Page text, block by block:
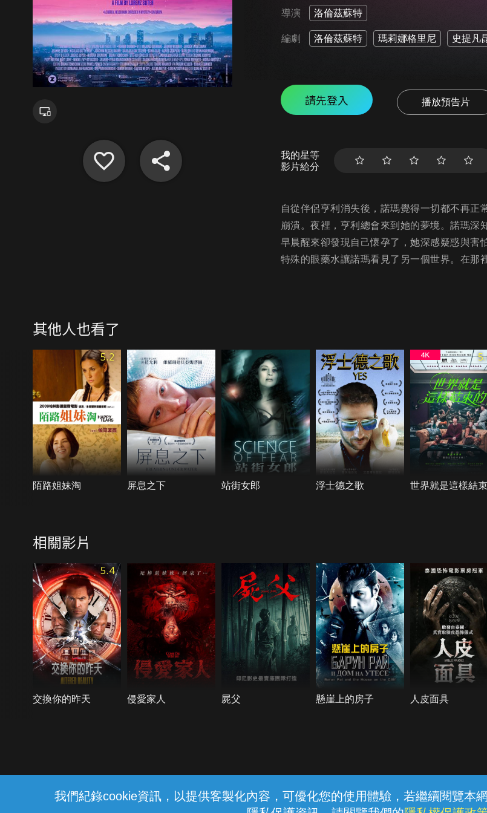
我們紀錄cookie資訊，以提供客製化內容，可優化您的使用體驗，若繼續閱覽本
導演 洛倫茲蘇特
編劇 洛倫茲蘇特 瑪莉娜格里尼 史提凡
請先登入 播放預告片
我的星等
影片給分
自從伴侶亨利消失後，諾瑪覺得一切都不再
崩潰。夜裡，亨利總會來到她的夢境。諾瑪
早晨醒來卻發現自己懷孕了，她深感疑惑與害
特殊的眼藥水讓諾瑪看見了另一個世界。在那
其他人也看了
5.2
陌路姐妹淘 屏息之下 站街女郎 浮士德之歌 世界就是這樣結
相關影片
5.4
交換你的昨天 侵愛家人 屍父 懸崖上的房子 人皮面具
線上客服 服務條款 隱私權保